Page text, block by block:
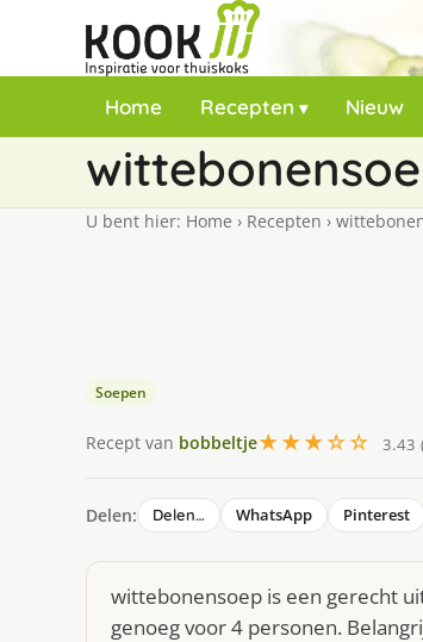
Home Recepten Nieuw
U bent hier: Home › Recepten ›
Soepen
Recept van bobbeltje★★★☆☆ 3.43
Delen: Delen… WhatsApp Pinterest
wittebonensoep is een gerecht
genoeg voor 4 personen.